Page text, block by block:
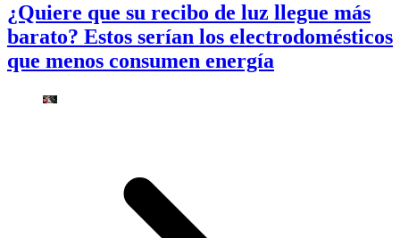
¿Quiere que su recibo de luz llegue más
barato? Estos serían los electrodomésticos
que menos consumen energía